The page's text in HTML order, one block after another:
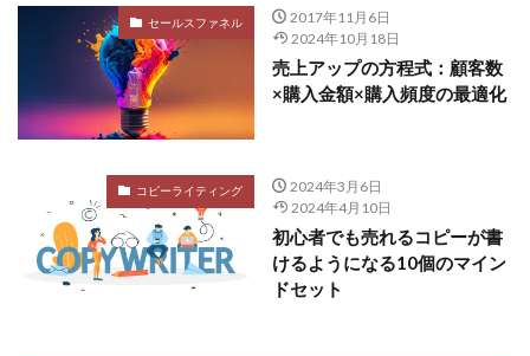
セールスファネル
2017年11月6日
2024年10月18日
売上アップの方程式：顧客数
×購入金額×購入頻度の最適化
コピーライティング
2024年3月6日
2024年4月10日
初心者でも売れるコピーが書
けるようになる10個のマイン
ドセット